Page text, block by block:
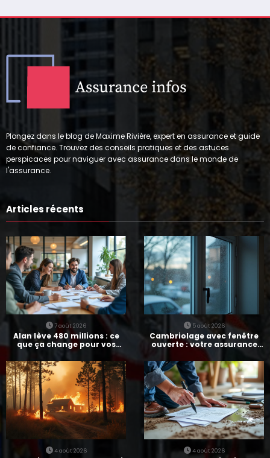
Plongez dans le blog de Maxime Rivière, expert en assurance et guide
de confiance. Trouvez des conseils pratiques et des astuces
perspicaces pour naviguer avec assurance dans le monde de
l'assurance.
Articles récents
7 août 2026
Alan lève 480 millions : ce
que ça change pour vos
assurances
5 août 2026
Cambriolage avec fenêtre
ouverte : votre assurance
paie-t-elle ?
4 août 2026 4 août 2026